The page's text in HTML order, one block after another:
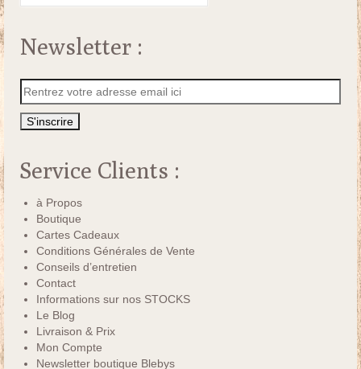
Newsletter :
Service Clients :
à Propos
Boutique
Cartes Cadeaux
Conditions Générales de Vente
Conseils d’entretien
Contact
Informations sur nos STOCKS
Le Blog
Livraison & Prix
Mon Compte
Newsletter boutique Blebys